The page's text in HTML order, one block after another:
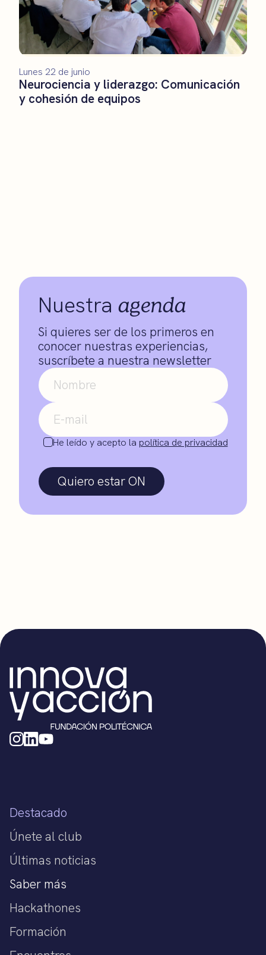
Neurociencia y liderazgo: Comunicación
y cohesión de equipos
Lunes 22 de junio
Nuestra agenda
Si quieres ser de los primeros en
conocer nuestras experiencias,
suscríbete a nuestra newsletter
He leído y acepto la política de privacidad
Quiero estar ON
Destacado
Únete al club
Últimas noticias
Saber más
Hackathones
Formación